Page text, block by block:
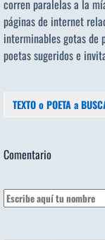
corren paralelas a la
páginas de internet
interminables gotas de
poetas sugeridose
Comentario